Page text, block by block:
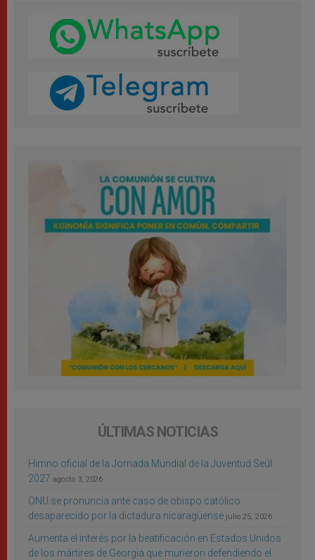
ÚLTIMAS NOTICIAS
Himno oficial de la Jornada Mundial de la Juventud Seúl
2027 agosto 3, 2026
ONU se pronuncia ante caso de obispo católico
desaparecido por la dictadura nicaragüense julio 25, 2026
Aumenta el interés por la beatificación en Estados Unidos
de los mártires de Georgia que murieron defendiendo el